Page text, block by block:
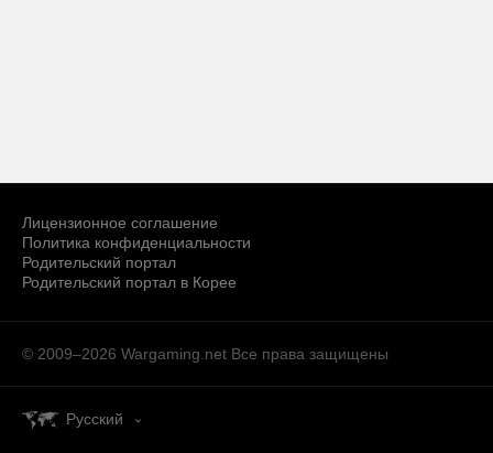
Лицензионное соглашение
Политика конфиденциальности
Родительский портал
Родительский портал в Корее
© 2009–2026 Wargaming.net Все права защищены
Русский